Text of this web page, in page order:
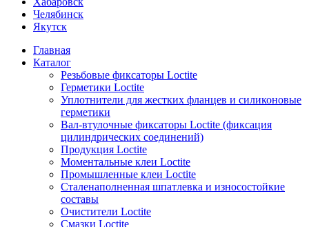
Челябинск
Якутск
Главная
Каталог
Резьбовые фиксаторы Loctite
Герметики Loctite
Уплотнители для жестких фланцев и силиконовые
герметики
Вал-втулочные фиксаторы Loctite (фиксация
цилиндрических соединений)
Продукция Loctite
Моментальные клеи Loctite
Промышленные клеи Loctite
Сталенаполненная шпатлевка и износостойкие
составы
Очистители Loctite
Смазки Loctite